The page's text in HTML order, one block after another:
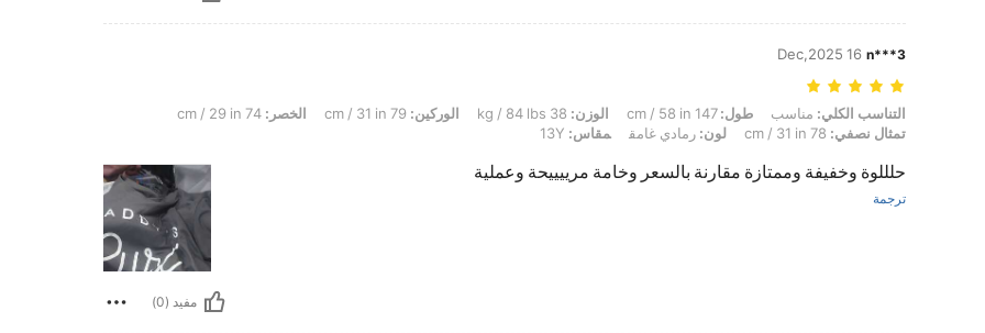
n***3
16 Dec,2025
التناسب الكلي: مناسب, طول: 147 cm / 58 in, الوزن: 38 kg / 84 lbs, الوركين: 79 cm / 31 in, الخصر: 74 cm / 29 in, تمثال نصفي: 78 cm / 31 in, لون: رمادي غامق, مقاس: 13Y
التناسب الكلي: مناسب طول: 147 cm / 58 in الوزن: الوركين: الخصر:
تمثال نصفي:
لون: رمادي غامق مقاس:
حلللوة وخفيفة وممتازة مقارنة بالسعر وخامة مرييييحة وعملية
ترجمة
مفيد (0)